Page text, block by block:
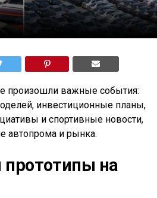
произошли важные события:
инвестиционные планы,
и спортивные новости,
автопрома и рынка.
на